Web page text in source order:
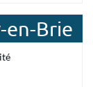
en-Brie